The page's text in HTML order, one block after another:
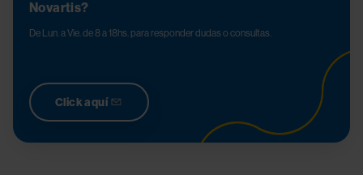
Novartis?
De Lun. a Vie. de 8 a 18hs. para responder dudas o consultas.
Click aquí